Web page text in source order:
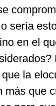
sería
en el
la
más que